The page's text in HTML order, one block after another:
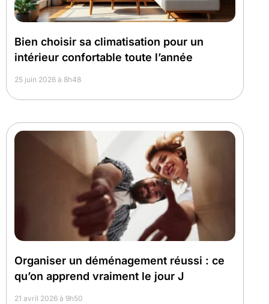
Bien choisir sa climatisation pour un
intérieur confortable toute l’année
25 juin 2026 à 8h48
Organiser un déménagement réussi : ce
qu’on apprend vraiment le jour J
21 avril 2026 à 9h50